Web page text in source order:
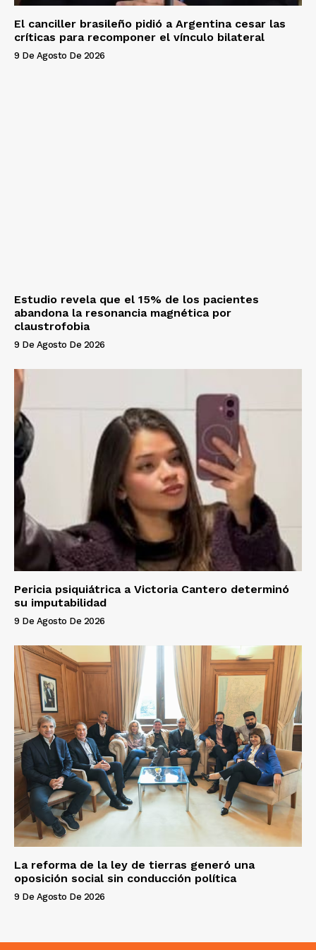
El canciller brasileño pidió a Argentina cesar las
críticas para recomponer el vínculo bilateral
9 De Agosto De 2026
Estudio revela que el 15% de los pacientes
abandona la resonancia magnética por
claustrofobia
9 De Agosto De 2026
Pericia psiquiátrica a Victoria Cantero determinó
su imputabilidad
9 De Agosto De 2026
La reforma de la ley de tierras generó una
oposición social sin conducción política
9 De Agosto De 2026